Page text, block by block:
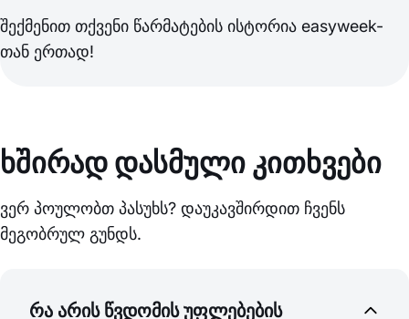
შექმენით თქვენი წარმატების ისტორია easyweek-
თან ერთად!
ხშირად დასმული კითხვები
ვერ პოულობთ პასუხს? დაუკავშირდით ჩვენს
მეგობრულ გუნდს.
რა არის წვდომის უფლებების